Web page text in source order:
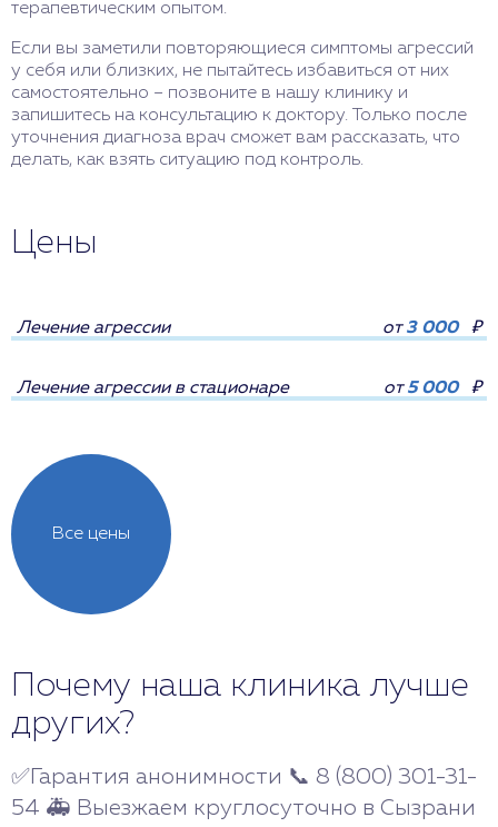
терапевтическим опытом.
Если вы заметили повторяющиеся симптомы агрессий
у себя или близких, не пытайтесь избавиться от них
самостоятельно – позвоните в нашу клинику и
запишитесь на консультацию к доктору. Только после
уточнения диагноза врач сможет вам рассказать, что
делать, как взять ситуацию под контроль.
Цены
Все цены
Лечение агрессии от3 000 ₽
Лечение агрессии в стационаре от5 000 ₽
Почему наша клиника лучше
других?
✅Гарантия анонимности 📞 8 (800) 301-31-
54 🚑 Выезжаем круглосуточно в Сызрани